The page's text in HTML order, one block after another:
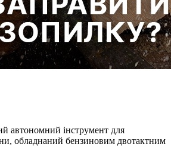
автономний інструмент для
обладнаний бензиновим двотактним